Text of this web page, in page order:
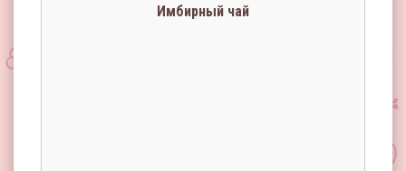
Имбирный чай